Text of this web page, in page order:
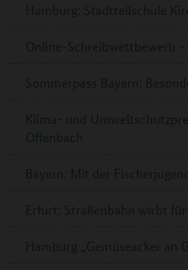
Hamburg: Stadtteilschule
Online-Schreibwettbewerb
Sommerpass Bayern:
Klima- und
Offenbach
Bayern: Mit der
Erfurt: Straßenbahn wirbt für
Hamburg „Gemüseacker an